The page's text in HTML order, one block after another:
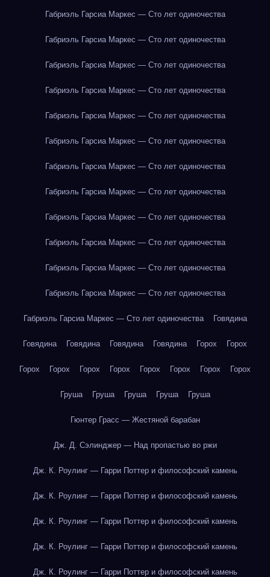
Габриэль Гарсиа Маркес — Сто лет одиночества
Габриэль Гарсиа Маркес — Сто лет одиночества
Габриэль Гарсиа Маркес — Сто лет одиночества
Габриэль Гарсиа Маркес — Сто лет одиночества
Габриэль Гарсиа Маркес — Сто лет одиночества
Габриэль Гарсиа Маркес — Сто лет одиночества
Габриэль Гарсиа Маркес — Сто лет одиночества
Габриэль Гарсиа Маркес — Сто лет одиночества
Габриэль Гарсиа Маркес — Сто лет одиночества
Габриэль Гарсиа Маркес — Сто лет одиночества
Габриэль Гарсиа Маркес — Сто лет одиночества
Габриэль Гарсиа Маркес — Сто лет одиночества
Габриэль Гарсиа Маркес — Сто лет одиночества Говядина
Говядина Говядина Говядина Говядина Горох Горох
Горох Горох Горох Горох Горох Горох Горох Горох
Груша Груша Груша Груша Груша
Гюнтер Грасс — Жестяной барабан
Дж. Д. Сэлинджер — Над пропастью во ржи
Дж. К. Роулинг — Гарри Поттер и философский камень
Дж. К. Роулинг — Гарри Поттер и философский камень
Дж. К. Роулинг — Гарри Поттер и философский камень
Дж. К. Роулинг — Гарри Поттер и философский камень
Дж. К. Роулинг — Гарри Поттер и философский камень